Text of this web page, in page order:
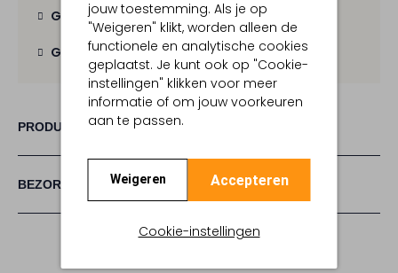
jouw toestemming. Als je op
"Weigeren" klikt, worden alleen de
functionele en analytische cookies
geplaatst. Je kunt ook op "Cookie-
instellingen" klikken voor meer
informatie of om jouw voorkeuren
aan te passen.
Weigeren Accepteren
Cookie-instellingen
Gratis verzending vanaf € 100,-
Gratis retour binnen 30 dagen
PRODUCT INFORMATIE
BEZORGEN & RETOURNEREN